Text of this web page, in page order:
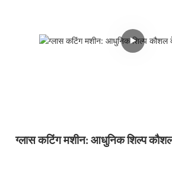
ग्लास कटिंग मशीन: आधुनिक शिल्प